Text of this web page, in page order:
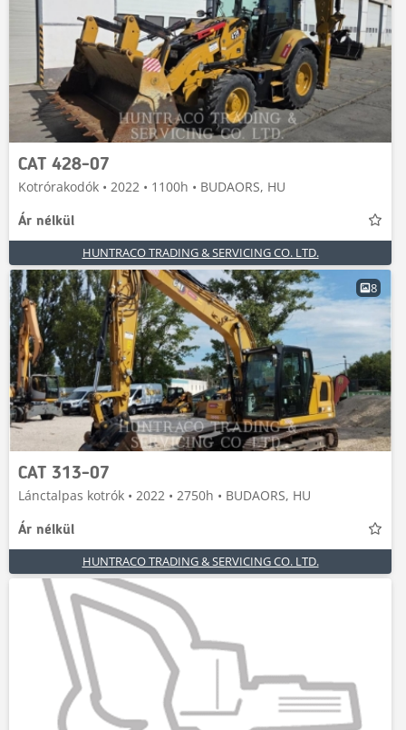
CAT 428-07
Kotrórakodók • 2022 • 1100h • BUDAORS, HU
Ár nélkül
HUNTRACO TRADING & SERVICING CO. LTD.
8
CAT 313-07
Lánctalpas kotrók • 2022 • 2750h • BUDAORS, HU
Ár nélkül
HUNTRACO TRADING & SERVICING CO. LTD.